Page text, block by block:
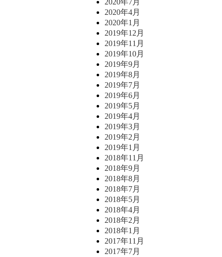
2020年7月
2020年4月
2020年1月
2019年12月
2019年11月
2019年10月
2019年9月
2019年8月
2019年7月
2019年6月
2019年5月
2019年4月
2019年3月
2019年2月
2019年1月
2018年11月
2018年9月
2018年8月
2018年7月
2018年5月
2018年4月
2018年2月
2018年1月
2017年11月
2017年7月